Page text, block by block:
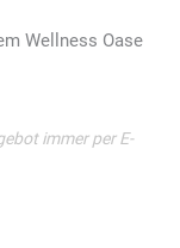
Wellness Oase
immer per E-